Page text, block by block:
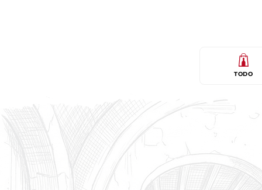
TODO